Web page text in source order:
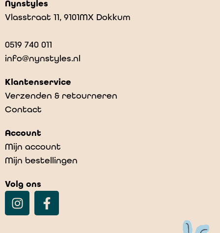
Nynstyles
Vlasstraat 11, 9101MX Dokkum
0519 740 011
info@nynstyles.nl
Klantenservice
Verzenden & retourneren
Contact
Account
Mijn account
Mijn bestellingen
Volg ons